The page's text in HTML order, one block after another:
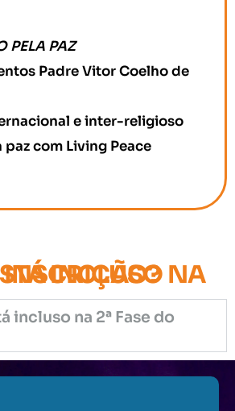
PELA PAZ
Padre Vitor Coelho de
e inter-religioso
com Living Peace
INCLUSO NA SUA INSCRIÇÃO?
incluso na 2ª Fase do